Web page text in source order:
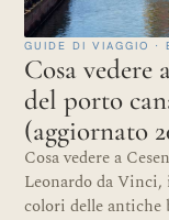
GUIDE DI VIAGGIO ·
Cosa
del porto
(aggiornato
Cosa vedere a
Leonardo da Vinci,
colori delle antiche